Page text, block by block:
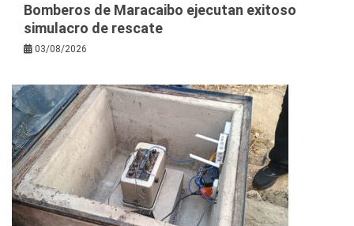
Bomberos de Maracaibo ejecutan exitoso
simulacro de rescate
03/08/2026